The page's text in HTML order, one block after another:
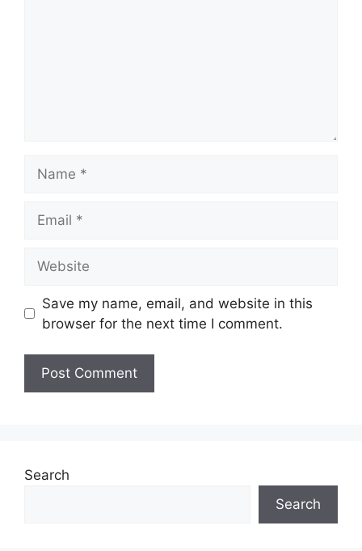
Save my name, email, and website in this
browser for the next time I comment.
Search
Search